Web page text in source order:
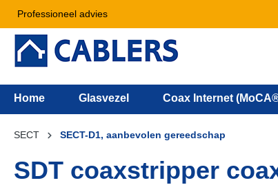
Professioneel advies
Home Glasvezel Coax Internet
SECT SECT-D1, aanbevolen gereedschap
SDT coaxstripper